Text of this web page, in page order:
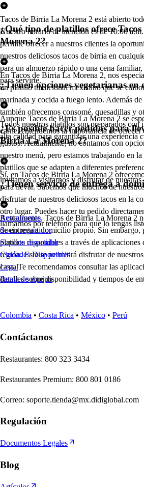
Tacos de Birria La Morena 2 está abierto
Nuestro horario de atención es de 10:00
permite ofrecer a nuestros clientes la
nuestros deliciosos tacos de birria en
para un almuerzo rápido o una cena
para servirte.
¿Qué tipo de platillos ofrece
Morena 2?
En Tacos de Birria La Morena 2, nos
un platillo tradicional mexicano que se
marinada y cocida a fuego lento. Además de
también ofrecemos consomé, quesadillas y
Todos nuestros platillos son preparados con
alta calidad para garantizar una experiencia
¿Tienen opciones vegetarianas en
Aunque Tacos de Birria La Morena 2 se
carne, entendemos la importancia de ofrecer
gustos. Actualmente, no contamos con
nuestro menú, pero estamos trabajando en
platillos que se adapten a diferentes
invitamos a visitarnos y disfrutar de nuestras
¿Es posible hacer pedidos para
Birria La Morena 2?
Sí, en Tacos de Birria La Morena 2
para llevar. Sabemos que muchos de
disfrutar de nuestros deliciosos tacos en la
otro lugar. Puedes hacer tu pedido
llamarnos por teléfono para que lo tengas
¿Tienen servicio de entrega a
Actualmente, Tacos de Birria La Morena 2
de entrega a domicilio propio. Sin embargo,
platillos disponibles a través de aplicaciones
región. Esto te permitirá disfrutar de
casa. Te recomendamos consultar las
detalles sobre disponibilidad y tiempos de
Restaurantes
Socio repartidor
Soporte repartidor
Ciudades Disponibles
Legal
Renta de equipo
Colombia • Costa Rica • México • Perú
Contáctanos
Restaurantes: 800 323 3434
Restaurantes Premium: 800 801 0186
Correo: soporte.tienda@mx.didiglobal.com
Regulación
Documentos Legales
Blog